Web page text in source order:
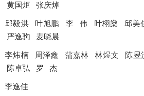
黄国炬 张庆焯
邱毅洪 叶旭鹏 李 伟 叶栩燊 邱
严逸驹 麦晓晨
李炜楠 周泽鑫 蒲嘉林林煜文 陈
陈卓弘 罗 杰
李逸佳